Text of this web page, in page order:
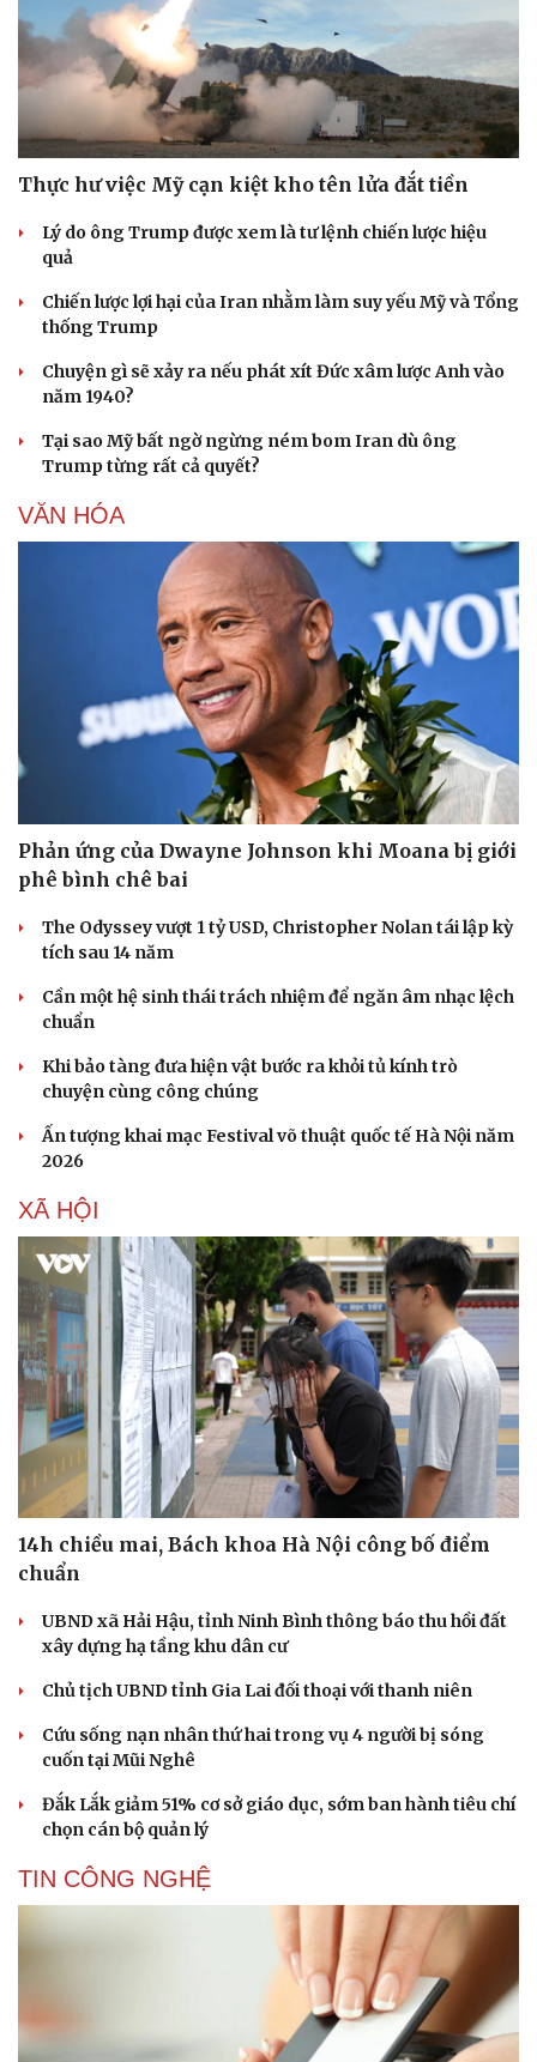
Doanh nghiệp
Thông tin doanh nghiệp
Doanh nghiệp 24h
Doanh nhân
Vì cộng đồng
Công nghệ
Sành điệu
Tin Công nghệ
Trải nghiệm
Chuyển đổi số
Sức khỏe
Cây thuốc
Sản phụ khoa
Nam khoa
Làm đẹp - giảm cân
Blog
Thực hư việc Mỹ cạn kiệt kho tên lửa đắt tiền
Lý do ông Trump được xem là tư lệnh chiến lược hiệu
quả
Chiến lược lợi hại của Iran nhằm làm suy yếu Mỹ và Tổng
thống Trump
Chuyện gì sẽ xảy ra nếu phát xít Đức xâm lược Anh vào
năm 1940?
Tại sao Mỹ bất ngờ ngừng ném bom Iran dù ông
Trump từng rất cả quyết?
VĂN HÓA
Phản ứng của Dwayne Johnson khi Moana bị giới
phê bình chê bai
The Odyssey vượt 1 tỷ USD, Christopher Nolan tái lập kỳ
tích sau 14 năm
Cần một hệ sinh thái trách nhiệm để ngăn âm nhạc lệch
chuẩn
Khi bảo tàng đưa hiện vật bước ra khỏi tủ kính trò
chuyện cùng công chúng
Ấn tượng khai mạc Festival võ thuật quốc tế Hà Nội năm
2026
XÃ HỘI
14h chiều mai, Bách khoa Hà Nội công bố điểm
chuẩn
UBND xã Hải Hậu, tỉnh Ninh Bình thông báo thu hồi đất
xây dựng hạ tầng khu dân cư
Chủ tịch UBND tỉnh Gia Lai đối thoại với thanh niên
Cứu sống nạn nhân thứ hai trong vụ 4 người bị sóng
cuốn tại Mũi Nghê
Đắk Lắk giảm 51% cơ sở giáo dục, sớm ban hành tiêu chí
chọn cán bộ quản lý
TIN CÔNG NGHỆ